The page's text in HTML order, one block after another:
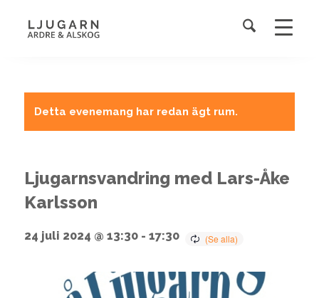
Detta evenemang har redan ägt rum.
Ljugarnsvandring med Lars-Åke
Karlsson
24 juli 2024 @ 13:30- 17:30